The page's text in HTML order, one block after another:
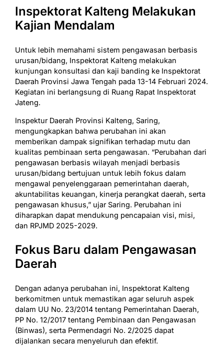
Inspektorat Kalteng Melakukan
Kajian Mendalam
Untuk lebih memahami sistem pengawasan berbasis
urusan/bidang, Inspektorat Kalteng melakukan
kunjungan konsultasi dan kaji banding ke Inspektorat
Daerah Provinsi Jawa Tengah pada 13-14 Februari 2024.
Kegiatan ini berlangsung di Ruang Rapat Inspektorat
Jateng.
Inspektur Daerah Provinsi Kalteng, Saring,
mengungkapkan bahwa perubahan ini akan
memberikan dampak signifikan terhadap mutu dan
kualitas pembinaan serta pengawasan. “Perubahan dari
pengawasan berbasis wilayah menjadi berbasis
urusan/bidang bertujuan untuk lebih fokus dalam
mengawal penyelenggaraan pemerintahan daerah,
akuntabilitas keuangan, kinerja perangkat daerah, serta
pengawasan khusus,” ujar Saring. Perubahan ini
diharapkan dapat mendukung pencapaian visi, misi,
dan RPJMD 2025-2029.
Fokus Baru dalam Pengawasan
Daerah
Dengan adanya perubahan ini, Inspektorat Kalteng
berkomitmen untuk memastikan agar seluruh aspek
dalam UU No. 23/2014 tentang Pemerintahan Daerah,
PP No. 12/2017 tentang Pembinaan dan Pengawasan
(Binwas), serta Permendagri No. 2/2025 dapat
dijalankan secara menyeluruh dan efektif.